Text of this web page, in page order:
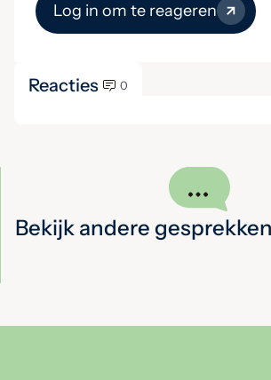
Log in om te reageren
Reacties 0
Bekijk andere gesprekken